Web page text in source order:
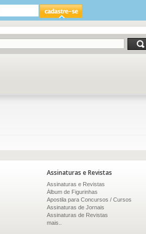
Assinaturas e Revistas
Assinaturas e Revistas
Álbum de Figurinhas
Apostila para Concursos / Cursos
Assinaturas de Jornais
Assinaturas de Revistas
mais..